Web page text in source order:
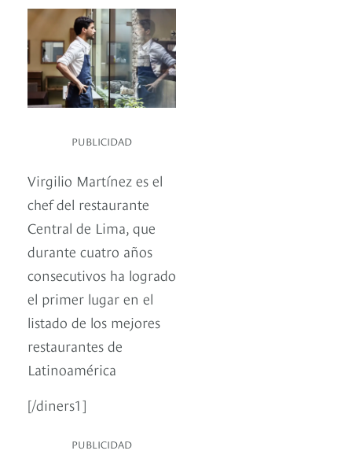
PUBLICIDAD
Virgilio Martínez es el
chef del restaurante
Central de Lima, que
durante cuatro años
consecutivos ha logrado
el primer lugar en el
listado de los mejores
restaurantes de
Latinoamérica
[/diners1]
PUBLICIDAD